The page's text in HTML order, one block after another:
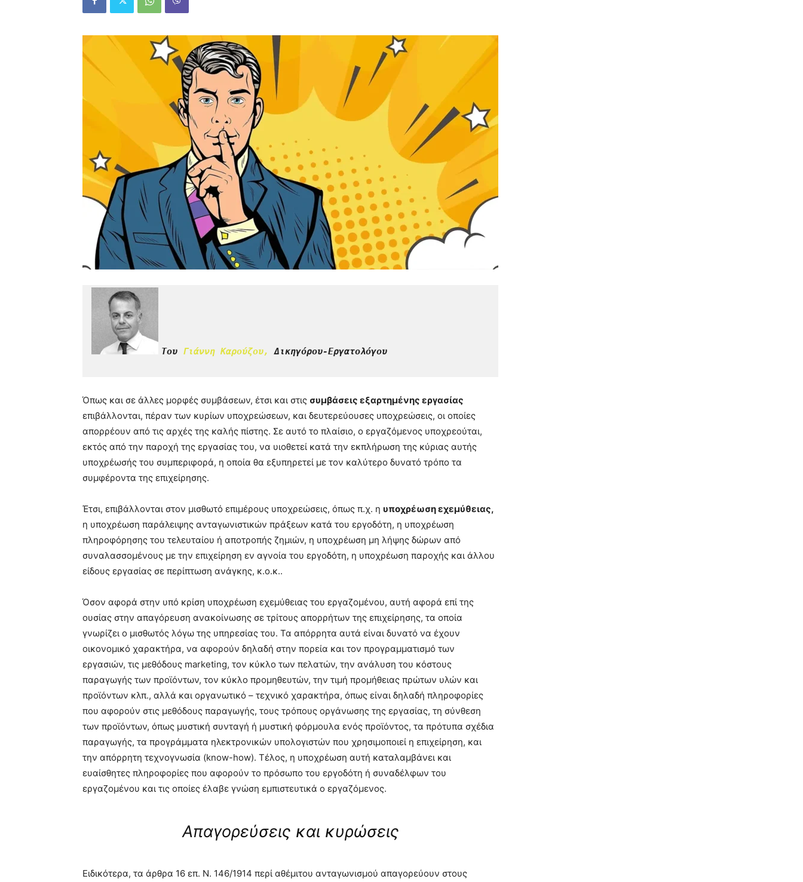
Του Γιάννη Καρούζου, Δικηγόρου-Εργατολόγου
Όπως και σε άλλες μορφές συμβάσεων, έτσι και στις συμβάσεις εξαρτημένης εργασίας
επιβάλλονται, πέραν των κυρίων υποχρεώσεων, και δευτερεύουσες υποχρεώσεις, οι οποίες
απορρέουν από τις αρχές της καλής πίστης. Σε αυτό το πλαίσιο, ο εργαζόμενος υποχρεούται,
εκτός από την παροχή της εργασίας του, να υιοθετεί κατά την εκπλήρωση της κύριας αυτής
υποχρέωσής του συμπεριφορά, η οποία θα εξυπηρετεί με τον καλύτερο δυνατό τρόπο τα
συμφέροντα της επιχείρησης.
Έτσι, επιβάλλονται στον μισθωτό επιμέρους υποχρεώσεις, όπως π.χ. η υποχρέωση εχεμύθειας,
η υποχρέωση παράλειψης ανταγωνιστικών πράξεων κατά του εργοδότη, η υποχρέωση
πληροφόρησης του τελευταίου ή αποτροπής ζημιών, η υποχρέωση μη λήψης δώρων από
συναλασσομένους με την επιχείρηση εν αγνοία του εργοδότη, η υποχρέωση παροχής και άλλου
είδους εργασίας σε περίπτωση ανάγκης, κ.ο.κ..
Όσον αφορά στην υπό κρίση υποχρέωση εχεμύθειας του εργαζομένου, αυτή αφορά επί της
ουσίας στην απαγόρευση ανακοίνωσης σε τρίτους απορρήτων της επιχείρησης, τα οποία
γνωρίζει ο μισθωτός λόγω της υπηρεσίας του. Τα απόρρητα αυτά είναι δυνατό να έχουν
οικονομικό χαρακτήρα, να αφορούν δηλαδή στην πορεία και τον προγραμματισμό των
εργασιών, τις μεθόδους marketing, τον κύκλο των πελατών, την ανάλυση του κόστους
παραγωγής των προϊόντων, τον κύκλο προμηθευτών, την τιμή προμήθειας πρώτων υλών και
προϊόντων κλπ., αλλά και οργανωτικό – τεχνικό χαρακτήρα, όπως είναι δηλαδή πληροφορίες
που αφορούν στις μεθόδους παραγωγής, τους τρόπους οργάνωσης της εργασίας, τη σύνθεση
των προϊόντων, όπως μυστική συνταγή ή μυστική φόρμουλα ενός προϊόντος, τα πρότυπα σχέδια
παραγωγής, τα προγράμματα ηλεκτρονικών υπολογιστών που χρησιμοποιεί η επιχείρηση, και
την απόρρητη τεχνογνωσία (know-how). Τέλος, η υποχρέωση αυτή καταλαμβάνει και
ευαίσθητες πληροφορίες που αφορούν το πρόσωπο του εργοδότη ή συναδέλφων του
εργαζομένου και τις οποίες έλαβε γνώση εμπιστευτικά ο εργαζόμενος.
Απαγορεύσεις και κυρώσεις
Ειδικότερα, τα άρθρα 16 επ. Ν. 146/1914 περί αθέμιτου ανταγωνισμού απαγορεύουν στους